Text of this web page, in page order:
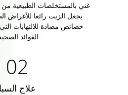
غني بالمستخلصات الطبيعية من
يجعل الزيت رائعا للأغراض
خصائص مضادة للالتهابات
الفوائد
علاج السبا